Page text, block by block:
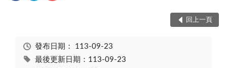
回上一頁
發布日期： 113-09-23
最後更新日期：113-09-23